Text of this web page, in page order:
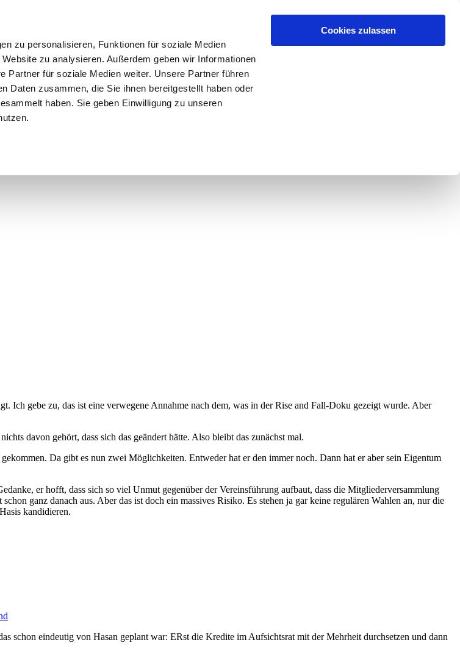
zu personalisieren, Funktionen für soziale Medien
zu analysieren. Außerdem geben wir Informationen
Partner für soziale Medien weiter. Unsere Partner führen
Daten zusammen, die Sie ihnen bereitgestellt haben oder
haben. Sie geben Einwilligung zu unseren
Cookies zulassen
Ich gebe zu, das ist eine verwegene Annahme nach dem, was in der Rise and Fall-Doku gezeigt wurde. Aber
davon gehört, dass sich das geändert hätte. Also bleibt das zunächst mal.
Da gibt es nun zwei Möglichkeiten. Entweder hat er den immer noch. Dann hat er aber sein Eigentum
er hofft, dass sich so viel Unmut gegenüber der Vereinsführung aufbaut, dass die Mitgliederversammlung
ganz danach aus. Aber das ist doch ein massives Risiko. Es stehen ja gar keine regulären Wahlen an, nur die
kandidieren.
schon eindeutig von Hasan geplant war: ERst die Kredite im Aufsichtsrat mit der Mehrheit durchsetzen und dann